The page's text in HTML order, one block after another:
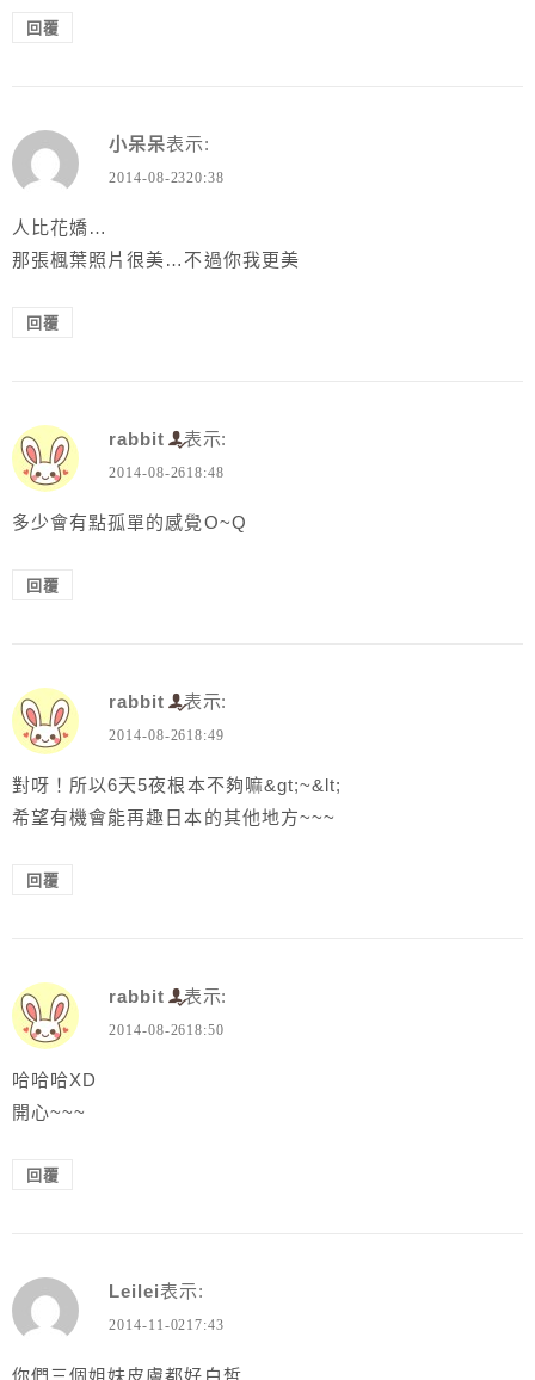
回覆
小呆呆表示:
2014-08-2320:38
人比花嬌…
那張楓葉照片很美…不過你我更美
回覆
rabbit 表示:
2014-08-2618:48
多少會有點孤單的感覺O~Q
回覆
rabbit 表示:
2014-08-2618:49
對呀！所以6天5夜根本不夠嘛&gt;~&lt;
希望有機會能再趣日本的其他地方~~~
回覆
rabbit 表示:
2014-08-2618:50
哈哈哈XD
開心~~~
回覆
Leilei表示:
2014-11-0217:43
你們三個姐妹皮膚都好白皙